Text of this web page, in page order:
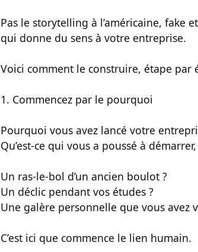
Pas le storytelling à l’américaine, fake
qui donne du sens à votre entreprise.
Voici comment le construire, étape par
1. Commencez par le pourquoi
Pourquoi vous avez lancé votre
Qu’est-ce qui vous a poussé à
Un ras-le-bol d’un ancien boulot ?
Un déclic pendant vos études ?
Une galère personnelle que vous avez
C’est ici que commence le lien humain.